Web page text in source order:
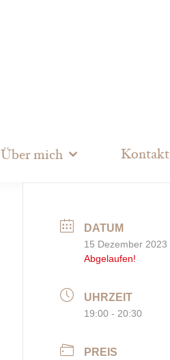
Über mich Kontakt
DATUM
15 Dezember 2023
Abgelaufen!
UHRZEIT
19:00 - 20:30
PREIS